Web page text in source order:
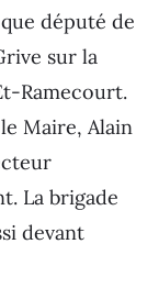
député de
sur la
Ramecourt.
Maire, Alain
La brigade
devant